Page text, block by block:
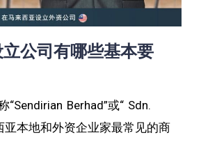
公司有哪些基本要
“Sendirian Berhad”或“ Sdn.
亚本地和外资企业家最常见的商